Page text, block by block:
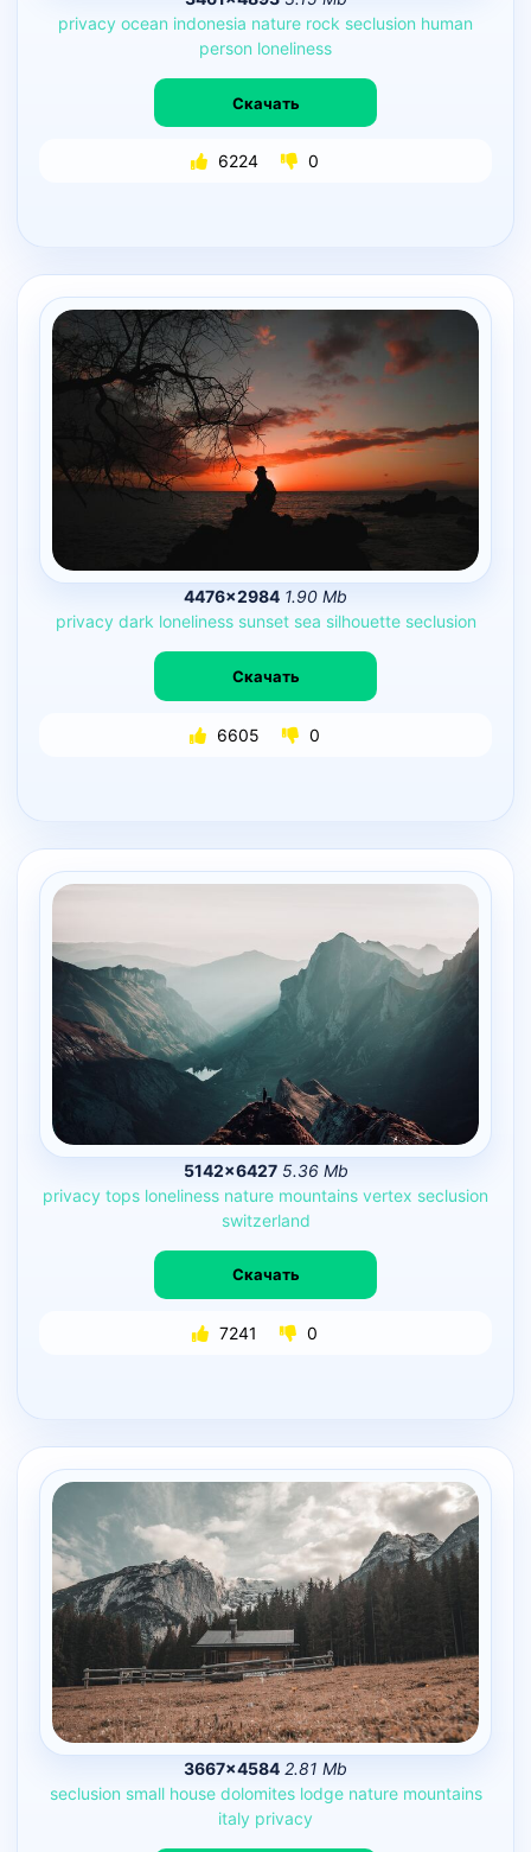
privacy ocean indonesia nature rock seclusion human
person loneliness
Скачать
6224 0
4476×2984 1.90 Mb
privacy dark loneliness sunset sea silhouette seclusion
Скачать
6605 0
5142×6427 5.36 Mb
privacy tops loneliness nature mountains vertex seclusion
switzerland
Скачать
7241 0
3667×4584 2.81 Mb
seclusion small house dolomites lodge nature mountains
italy privacy